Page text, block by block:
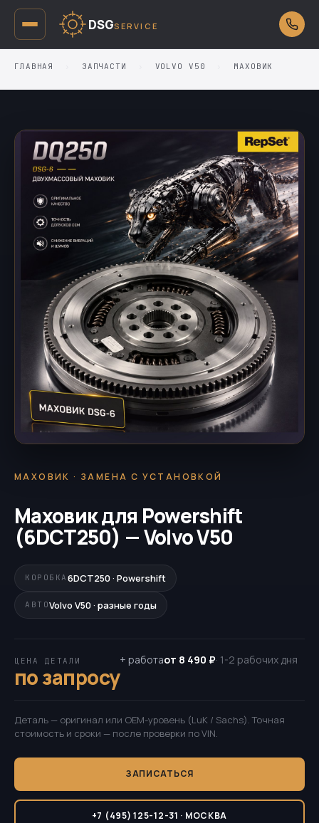
DSGSERVICE
ГЛАВНАЯ ЗАПЧАСТИ VOLVO V50 МАХОВИК
МАХОВИК · ЗАМЕНА С УСТАНОВКОЙ
Маховик для Powershift
(6DCT250) — Volvo V50
КОРОБКА 6DCT250 · Powershift
АВТОVolvo V50 · разные годы
ЦЕНА ДЕТАЛИ
по запросу
+ работаот 8 490 ₽· 1-2 рабочих дня
Деталь — оригинал или OEM-уровень (LuK / Sachs). Точная
стоимость и сроки — после проверки по VIN.
ЗАПИСАТЬСЯ
+7 (495) 125-12-31 · МОСКВА